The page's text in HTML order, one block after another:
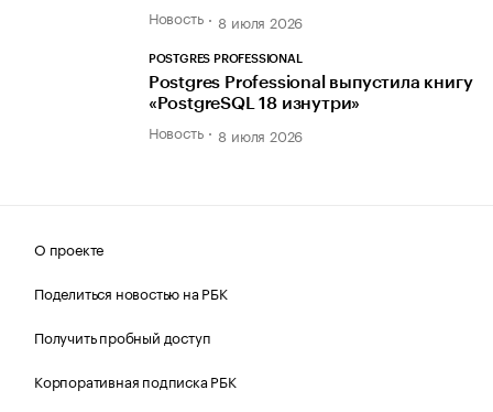
Новость 8 июля 2026
POSTGRES PROFESSIONAL
Postgres Professional выпустила книгу
«PostgreSQL 18 изнутри»
Новость 8 июля 2026
О проекте
Поделиться новостью на РБК
Получить пробный доступ
Корпоративная подписка РБК